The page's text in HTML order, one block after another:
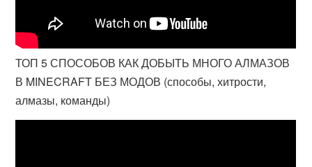
ТОП 5 СПОСОБОВ КАК ДОБЫТЬ МНОГО АЛМАЗОВ
В MINECRAFT БЕЗ МОДОВ (способы, хитрости,
алмазы, команды)